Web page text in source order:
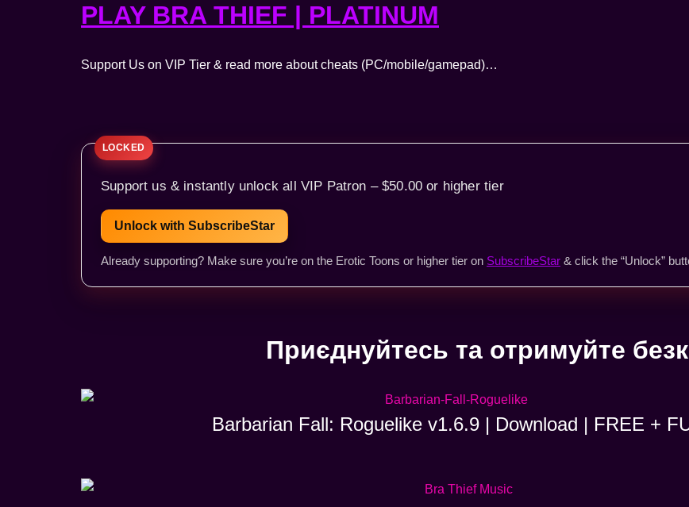
PLAY BRA THIEF | PLATINUM
Support Us on VIP Tier & read more about cheats (PC/mobile/gamepad)…
Support us & instantly unlock all VIP Patron – $50.00 or higher tier
Unlock with SubscribeStar
Already supporting? Make sure you’re on the Erotic Toons or higher tier on SubscribeStar & click the “Unlock”
Приєднуйтесь та отримуйте
Barbarian Fall: Roguelike v1.6.9 | Download | FREE +